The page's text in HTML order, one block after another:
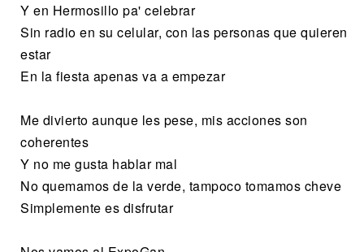
Y en Hermosillo pa' celebrar
Sin radio en su celular, con las personas que quieren
estar
En la fiesta apenas va a empezar
Me divierto aunque les pese, mis acciones son
coherentes
Y no me gusta hablar mal
No quemamos de la verde, tampoco tomamos cheve
Simplemente es disfrutar